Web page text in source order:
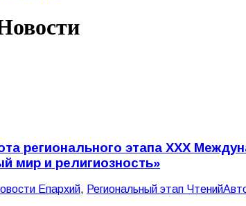
регионального этапа XXX
мир и религиозность»
Епархий, Региональный этап Чтений